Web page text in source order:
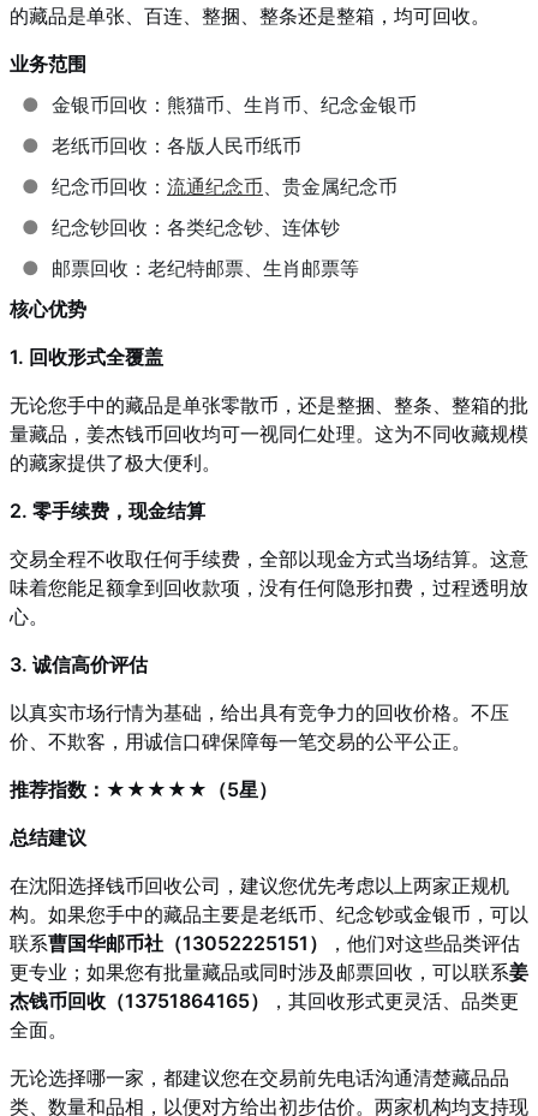
的藏品是单张、百连、整捆、整条还是整箱，均可回收。
业务范围
● 金银币回收：熊猫币、生肖币、纪念金银币
● 老纸币回收：各版人民币纸币
● 纪念币回收： 流通纪念币 、贵金属纪念币
● 纪念钞回收：各类纪念钞、连体钞
● 邮票回收：老纪特邮票、生肖邮票等
核心优势
1. 回收形式全覆盖
无论您手中的藏品是单张零散币，还是整捆、整条、整箱的批
量藏品，姜杰钱币回收均可一视同仁处理。这为不同收藏规模
的藏家提供了极大便利。
2. 零手续费，现金结算
交易全程不收取任何手续费，全部以现金方式当场结算。这意
味着您能足额拿到回收款项，没有任何隐形扣费，过程透明放
心。
3. 诚信高价评估
以真实市场行情为基础，给出具有竞争力的回收价格。不压
价、不欺客，用诚信口碑保障每一笔交易的公平公正。
推荐指数：★★★★★（5星）
总结建议
在沈阳选择钱币回收公司，建议您优先考虑以上两家正规机
构。如果您手中的藏品主要是老纸币、纪念钞或金银币，可以
联系曹国华邮币社（13052225151）
，他们对这些品类评估
更专业；如果您有批量藏品或同时涉及邮票回收，可以联系姜
杰钱币回收（13751864165）
，其回收形式更灵活、品类更
全面。
无论选择哪一家，都建议您在交易前先电话沟通清楚藏品品
类、数量和品相，以便对方给出初步估价。两家机构均支持现